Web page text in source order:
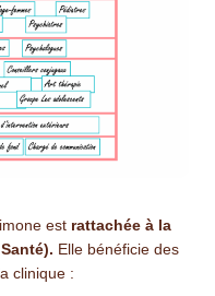
est rattachée à la
Elle bénéficie des
clinique :